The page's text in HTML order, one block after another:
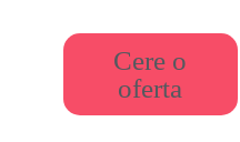
Cere o
oferta